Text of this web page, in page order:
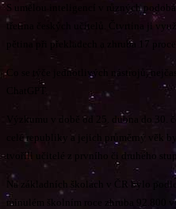
S umělou inteligencí v různých
třetina českých učitelů. Čtvrtina ji
pětina při překladech a zhruba 17
Co se týče jednotlivých nástrojů,
Výzkumu v době od 25. dubna do 30.
celé republiky a jejich průměrný věk
tvořili učitelé z prvního či druhého
Na základních školách v ČR bylo
minulém školním roce zhruba 92.800